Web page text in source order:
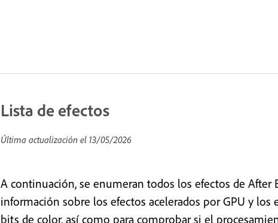
Lista de efectos
Última actualización el 13/05/2026
A continuación, se enumeran todos los efectos de
información sobre los efectos acelerados por GPU y
bits de color, así como para comprobar si el